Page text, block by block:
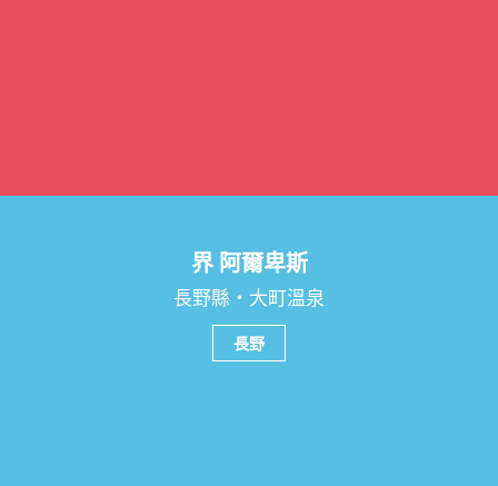
界 阿爾卑斯
長野縣・大町溫泉
長野